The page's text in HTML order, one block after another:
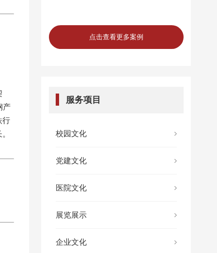
产
行
点击查看更多案例
服务项目
校园文化
党建文化
医院文化
展览展示
企业文化